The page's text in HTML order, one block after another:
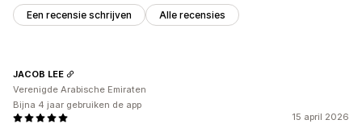
Een recensie schrijven Alle recensies
15 april 2026
JACOB LEE
Verenigde Arabische Emiraten
Bijna 4 jaar gebruiken de app